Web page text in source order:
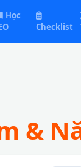
Học
Checklist
&